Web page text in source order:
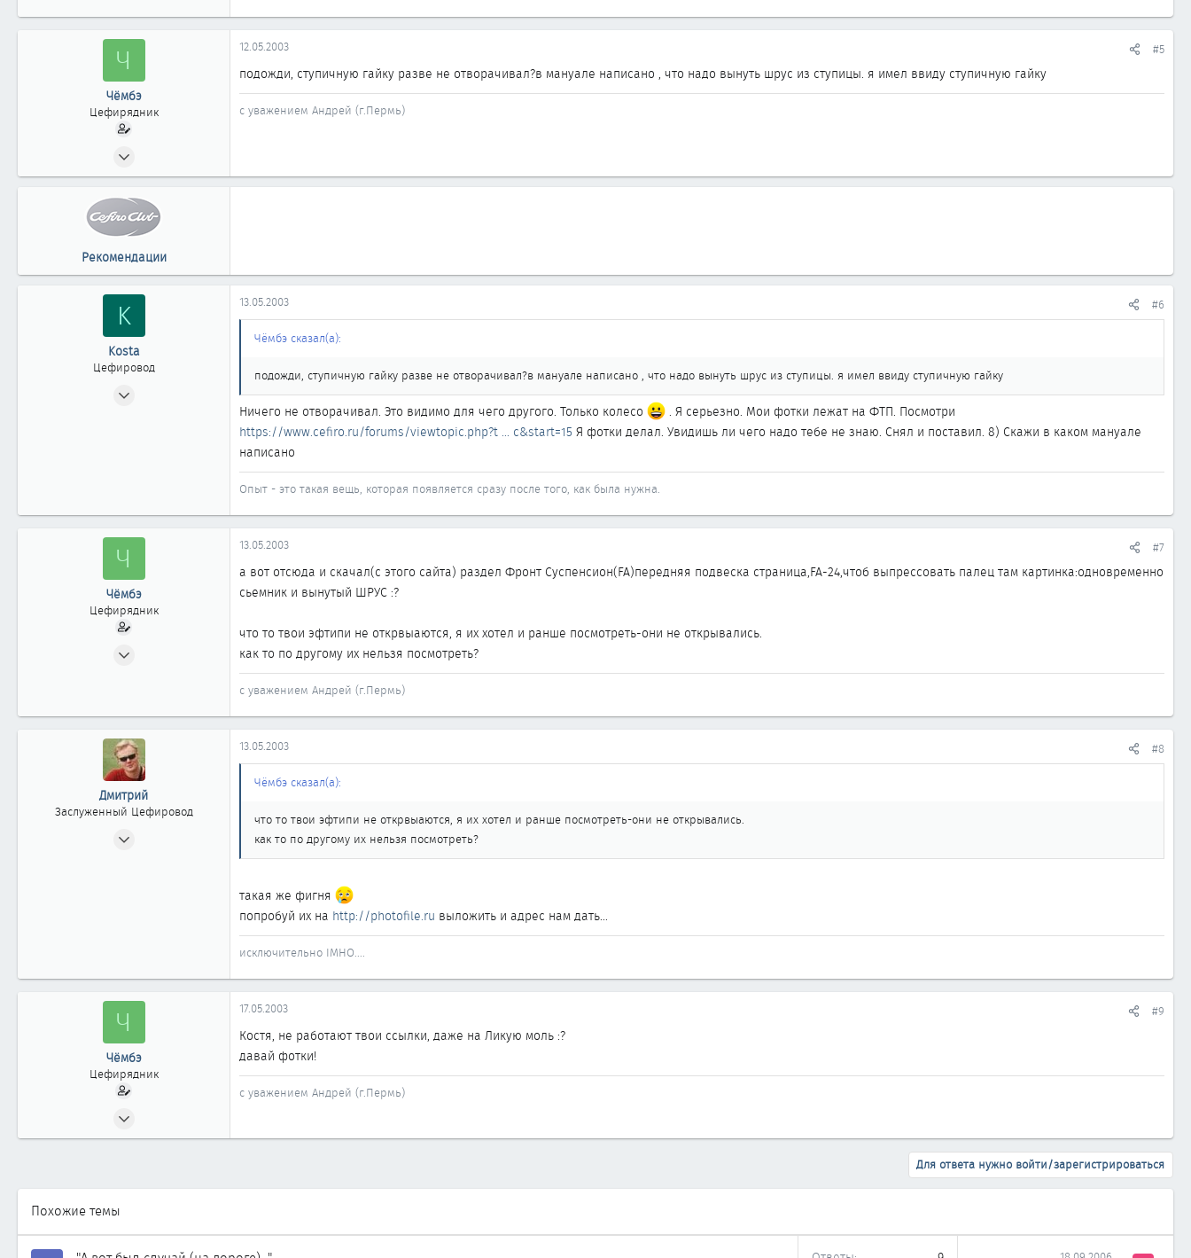
Ч
Чёмбэ
Цефирядник
176
12.05.2003 #5
подожди, ступичную гайку разве не отворачивал?в мануале написано , что надо вынуть шрус из ступицы. я имел ввиду ступичную гайку
с уважением Андрей (г.Пермь)
Рекомендации
K
Kosta
Цефировод
13.05.2003 #6
Чёмбэ сказал(а):
подожди, ступичную гайку разве не отворачивал?в мануале написано , что надо вынуть шрус из ступицы. я имел ввиду ступичную гайку
Ничего не отворачивал. Это видимо для чего другого. Только колесо
. Я серьезно. Мои фотки лежат на ФТП. Посмотри
https://www.cefiro.ru/forums/viewtopic.php?t ... c&start=15 Я фотки делал. Увидишь ли чего надо тебе не знаю. Снял и поставил. 8) Скажи в каком мануале
написано
Опыт - это такая вещь, которая появляется сразу после того, как была нужна.
Ч
Чёмбэ
Цефирядник
61
13.05.2003 #7
а вот отсюда и скачал(с этого сайта) раздел Фронт Суспенсион(FA)передняя подвеска страница,FA-24,чтоб выпрессовать палец там картинка:одновременно
сьемник и вынутый ШРУС :?
что то твои эфтипи не открвыаются, я их хотел и ранше посмотреть-они не открывались.
как то по другому их нельзя посмотреть?
с уважением Андрей (г.Пермь)
Дмитрий
Заслуженный Цефировод
13.05.2003 #8
Чёмбэ сказал(а):
что то твои эфтипи не открвыаются, я их хотел и ранше посмотреть-они не открывались.
как то по другому их нельзя посмотреть?
такая же фигня
попробуй их на http://photofile.ru выложить и адрес нам дать...
исключительно IMHO....
Ч
Чёмбэ
Цефирядник
176
17.05.2003 #9
Костя, не работают твои ссылки, даже на Ликую моль :?
давай фотки!
с уважением Андрей (г.Пермь)
Для ответа нужно войти/зарегистрироваться
Похожие темы